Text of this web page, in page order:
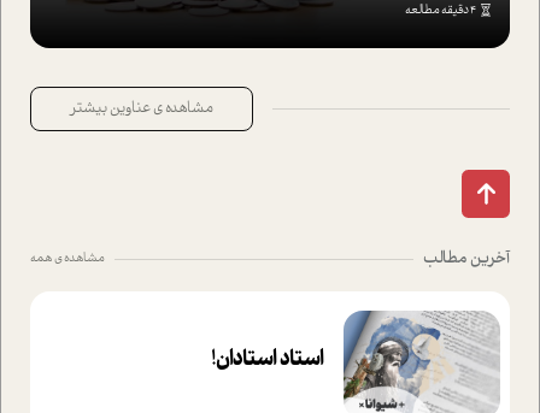
4 دقیقه مطالعه
مشاهده ی عناوین بیشتر
آخرین مطالب مشاهده ی همه
استاد استادان!